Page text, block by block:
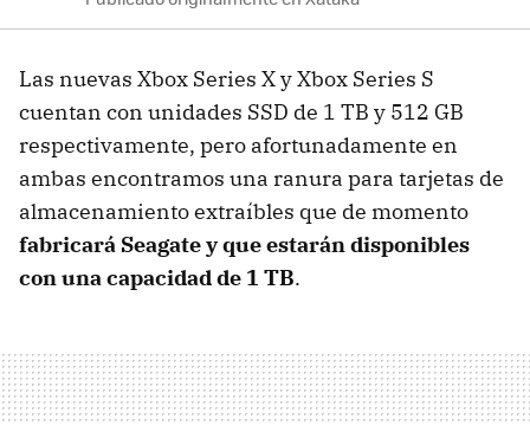
Las nuevas Xbox Series X y Xbox Series S
cuentan con unidades SSD de 1 TB y 512 GB
respectivamente, pero afortunadamente en
ambas encontramos una ranura para tarjetas de
almacenamiento extraíbles que de momento
fabricará Seagate y que estarán disponibles
con una capacidad de 1 TB.